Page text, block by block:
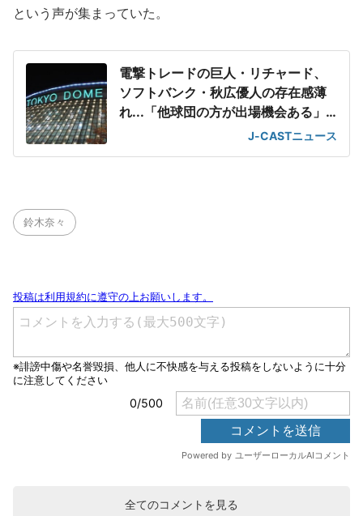
という声が集まっていた。
電撃トレードの巨人・リチャード、
ソフトバンク・秋広優人の存在感薄
れ...「他球団の方が出場機会ある」
J-CASTニュース
鈴木奈々
全てのコメントを見る